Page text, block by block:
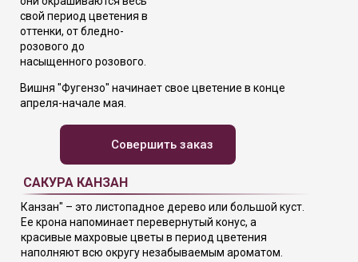
Совершить заказ
Вишня "Фугензо" начинает свое цветение в конце
апреля-начале мая.
свой период цветения в
оттенки, от бледно-
розового до
насыщенного розового.
Канзан" – это листопадное дерево или большой куст.
Ее крона напоминает перевернутый конус, а
красивые махровые цветы в период цветения
наполняют всю округу незабываемым ароматом.
САКУРА КАНЗАН